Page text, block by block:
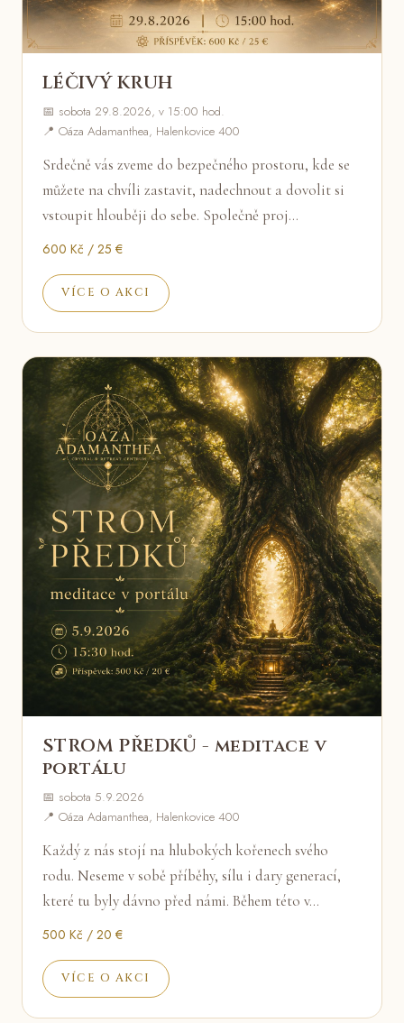
LÉČIVÝ KRUH
📅 sobota 29.8.2026, v 15:00 hod.
📍 Oáza Adamanthea, Halenkovice 400
Srdečně vás zveme do bezpečného prostoru, kde se
můžete na chvíli zastavit, nadechnout a dovolit si
vstoupit hlouběji do sebe. Společně proj…
600 Kč / 25 €
VÍCE O AKCI
STROM PŘEDKŮ - meditace v
portálu
📅 sobota 5.9.2026
📍 Oáza Adamanthea, Halenkovice 400
Každý z nás stojí na hlubokých kořenech svého
rodu. Neseme v sobě příběhy, sílu i dary generací,
které tu byly dávno před námi. Během této v…
500 Kč / 20 €
VÍCE O AKCI